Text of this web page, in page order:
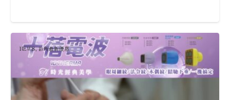
NEWS,診所最新優惠